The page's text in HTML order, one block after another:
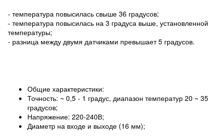
- температура повысилась свыше 36 градусов;
- температура повысилась на 3 градуса выше, установленной
температуры;
- разница между двумя датчиками превышает 5 градусов.
Общие характеристики:
Точность: ~ 0,5 - 1 градус, диапазон температур 20 ~ 35
градусов;
Напряжение: 220-240В;
Диаметр на входе и выходе (16 мм);